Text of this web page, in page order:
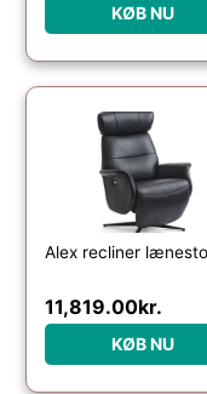
KØB NU
11,819.00kr.
KØB NU